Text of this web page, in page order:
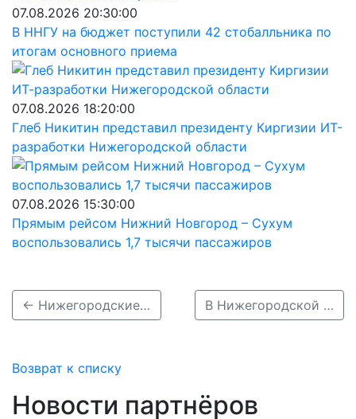
07.08.2026 20:30:00
В ННГУ на бюджет поступили 42 стобалльника по
итогам основного приема
07.08.2026 18:20:00
Глеб Никитин представил президенту Киргизии ИТ-
разработки Нижегородской области
07.08.2026 15:30:00
Прямым рейсом Нижний Новгород – Сухум
воспользовались 1,7 тысячи пассажиров
← Нижегородские моржи провели рождественский заплыв в Автозаводском районе В Нижегородской области пройдут 300 уроков памяти о блокаде Ленинграда →
Возврат к списку
Новости партнёров